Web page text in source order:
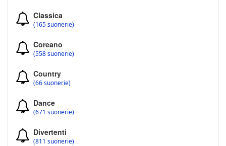
Classica
(165 suonerie)
Coreano
(558 suonerie)
Country
(66 suonerie)
Dance
(671 suonerie)
Divertenti
(811 suonerie)